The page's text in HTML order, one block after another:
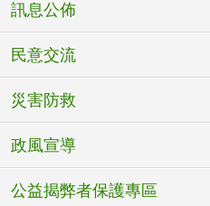
訊息公佈
民意交流
災害防救
政風宣導
公益揭弊者保護專區